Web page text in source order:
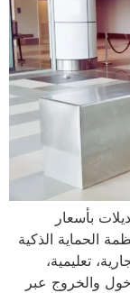
بأسعار
الحماية الذكية
تعليمية،
والخروج عبر